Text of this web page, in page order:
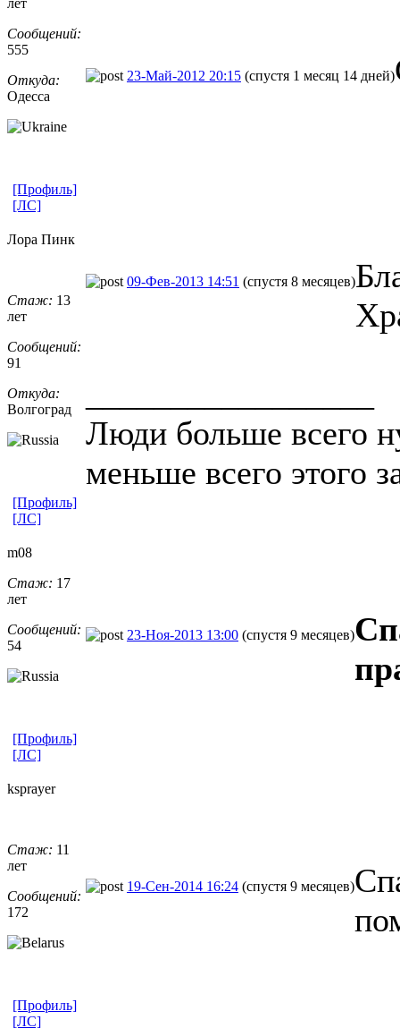
Сообщений:
555
Откуда:
Одесса
23-Май-2012 20:15 (спустя 1 месяц 14 дней)
[Профиль]
[ЛС]
Лора Пинк
Стаж: 13
лет
Сообщений:
91
Откуда:
Волгоград
09-Фев-2013 14:51 (спустя 8 месяцев)
Люди больше всего
меньше всего этого
[Профиль]
[ЛС]
m08
Стаж: 17
лет
Сообщений:
54
23-Ноя-2013 13:00 (спустя 9 месяцев)
[Профиль]
[ЛС]
ksprayer
Стаж: 11
лет
Сообщений:
172
19-Сен-2014 16:24 (спустя 9 месяцев)
[Профиль]
[ЛС]